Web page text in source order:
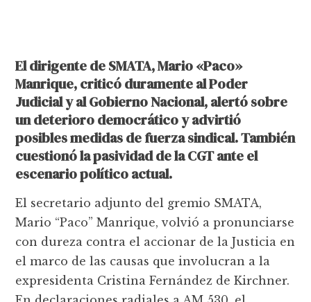
El dirigente de SMATA, Mario «Paco»
Manrique, criticó duramente al Poder
Judicial y al Gobierno Nacional, alertó sobre
un deterioro democrático y advirtió
posibles medidas de fuerza sindical. También
cuestionó la pasividad de la CGT ante el
escenario político actual.
El secretario adjunto del gremio SMATA,
Mario “Paco” Manrique, volvió a pronunciarse
con dureza contra el accionar de la Justicia en
el marco de las causas que involucran a la
expresidenta Cristina Fernández de Kirchner.